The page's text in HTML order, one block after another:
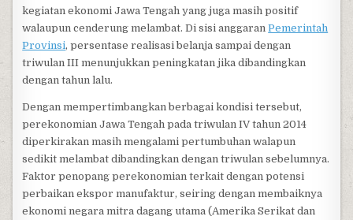
kegiatan ekonomi Jawa Tengah yang juga masih positif
walaupun cenderung melambat. Di sisi anggaranPemerintah
Provinsi, persentase realisasi belanja sampai dengan
triwulan III menunjukkan peningkatan jika dibandingkan
dengan tahun lalu.
Dengan mempertimbangkan berbagai kondisi tersebut,
perekonomian Jawa Tengah pada triwulan IV tahun 2014
diperkirakan masih mengalami pertumbuhan walapun
sedikit melambat dibandingkan dengan triwulan sebelumnya.
Faktor penopang perekonomian terkait dengan potensi
perbaikan ekspor manufaktur, seiring dengan membaiknya
ekonomi negara mitra dagang utama (Amerika Serikat dan